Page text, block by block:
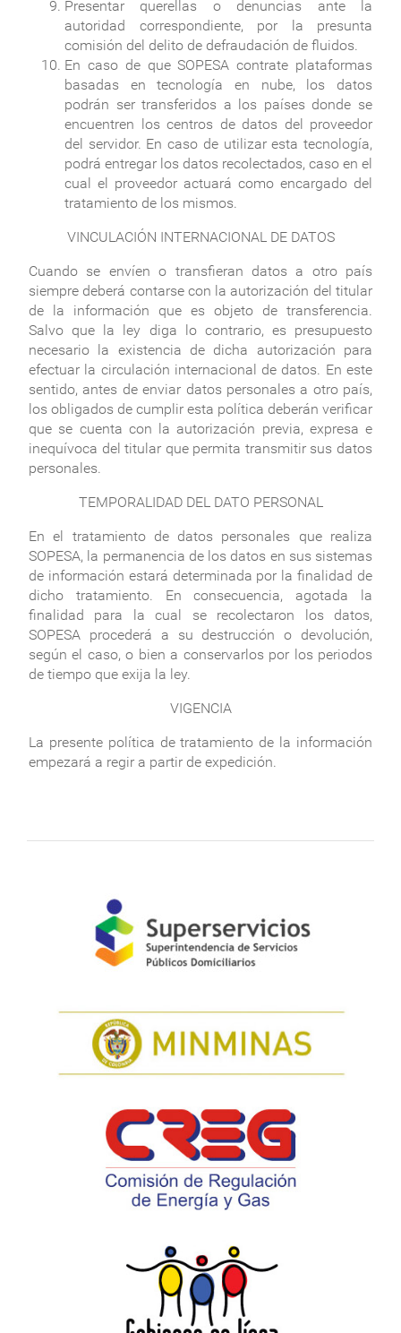
Presentar querellas o denuncias ante la
autoridad correspondiente, por la presunta
comisión del delito de defraudación de fluidos.
En caso de que SOPESA contrate plataformas
basadas en tecnología en nube, los datos
podrán ser transferidos a los países donde se
encuentren los centros de datos del proveedor
del servidor. En caso de utilizar esta tecnología,
podrá entregar los datos recolectados, caso en el
cual el proveedor actuará como encargado del
tratamiento de los mismos.
VINCULACIÓN INTERNACIONAL DE DATOS
Cuando se envíen o transfieran datos a otro país
siempre deberá contarse con la autorización del titular
de la información que es objeto de transferencia.
Salvo que la ley diga lo contrario, es presupuesto
necesario la existencia de dicha autorización para
efectuar la circulación internacional de datos. En este
sentido, antes de enviar datos personales a otro país,
los obligados de cumplir esta política deberán verificar
que se cuenta con la autorización previa, expresa e
inequívoca del titular que permita transmitir sus datos
personales.
TEMPORALIDAD DEL DATO PERSONAL
En el tratamiento de datos personales que realiza
SOPESA, la permanencia de los datos en sus sistemas
de información estará determinada por la finalidad de
dicho tratamiento. En consecuencia, agotada la
finalidad para la cual se recolectaron los datos,
SOPESA procederá a su destrucción o devolución,
según el caso, o bien a conservarlos por los periodos
de tiempo que exija la ley.
VIGENCIA
La presente política de tratamiento de la información
empezará a regir a partir de expedición.